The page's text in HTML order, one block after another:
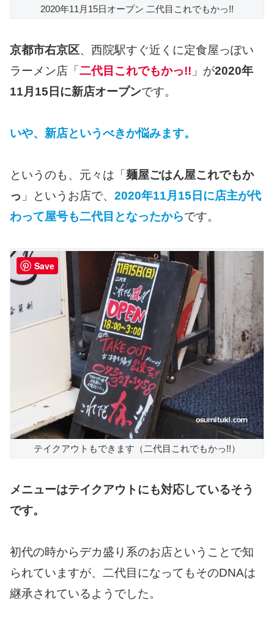
2020年11月15日オープン 二代目これでもかっ!!
京都市右京区、西院駅すぐ近くに定食屋っぽい
ラーメン店「 二代目これでもかっ!! 」が2020年
11月15日に新店オープンです。
いや、新店というべきか悩みます。
というのも、元々は「 麺屋ごはん屋これでもか
っ 」というお店で、 2020年11月15日に店主が代
わって屋号も二代目となったからです。
テイクアウトもできます（二代目これでもかっ!!）
メニューはテイクアウトにも対応しているそう
です。
初代の時からデカ盛り系のお店ということで知
られていますが、二代目になってもそのDNAは
継承されているようでした。
Save